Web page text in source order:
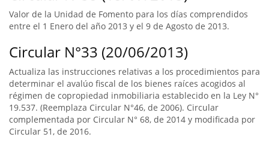
Valor de la Unidad de Fomento para los días comprendidos
entre el 1 Enero del año 2013 y el 9 de Agosto de 2013.
Circular N°33 (20/06/2013)
Actualiza las instrucciones relativas a los procedimientos para
determinar el avalúo fiscal de los bienes raíces acogidos al
régimen de copropiedad inmobiliaria establecido en la Ley N°
19.537. (Reemplaza Circular N°46, de 2006). Circular
complementada por Circular N° 68, de 2014 y modificada por
Circular 51, de 2016.